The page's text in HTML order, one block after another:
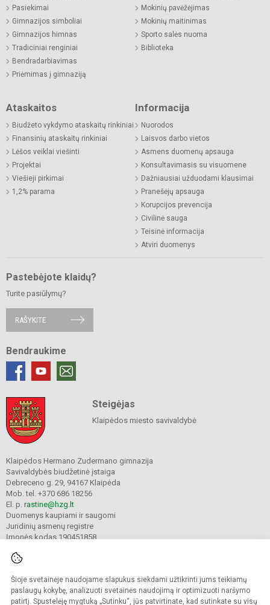
Šioje svetainėje naudojame slapukus siekdami užtikrinti jums teikiamų
paslaugų kokybę, analizuoti svetainės naudojimą ir optimizuoti naršymo
patirtį. Spustelėję mygtuką „Sutinku“, jūs patvirtinate, kad sutinkate su visų
Pasiekimai
Gimnazijos simboliai
Gimnazijos himnas
Tradiciniai renginiai
Bendradarbiavimas
Priėmimas į gimnaziją
Mokinių pavėžėjimas
Mokinių maitinimas
Sporto salės nuoma
Biblioteka
Ataskaitos
Biudžeto vykdymo ataskaitų rinkiniai
Finansinių ataskaitų rinkiniai
Lėšos veiklai viešinti
Projektai
Viešieji pirkimai
1,2% parama
Informacija
Nuorodos
Laisvos darbo vietos
Asmens duomenų apsauga
Konsultavimasis su visuomene
Dažniausiai užduodami klausimai
Pranešėjų apsauga
Korupcijos prevencija
Civilinė sauga
Teisinė informacija
Atviri duomenys
Pastebėjote klaidų?
Turite pasiūlymų?
RAŠYKITE
Bendraukime
Steigėjas
Klaipėdos miesto savivaldybė
Klaipėdos Hermano Zudermano gimnazija
Savivaldybės biudžetinė įstaiga
Debreceno g. 29, 94167 Klaipėda
Mob. tel. +370 686 18256
El. p. rastine@hzg.lt
Duomenys kaupiami ir saugomi
Juridinių asmenų registre
Įmonės kodas 190451858
© 2022. Klaipėdos Hermano Zudermano gimnazija. Visos teisės saugomos.
Kopijuoti turinį be raštiško gimnazijos sutikimo griežtai draudžiama.